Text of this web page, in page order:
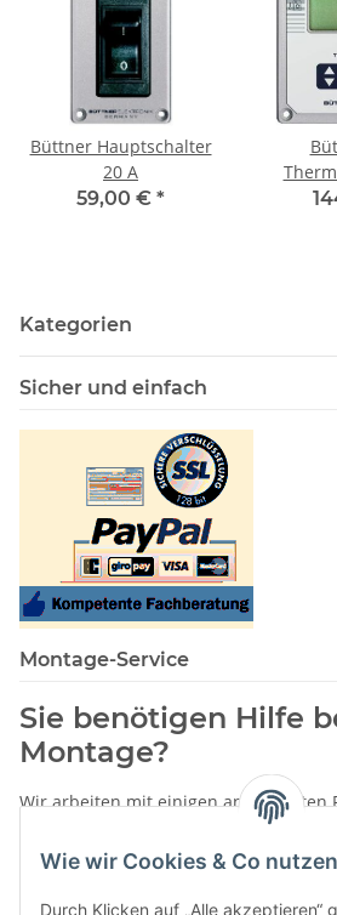
Wie wir Cookies & Co nutzen
Durch Klicken auf „Alle akzeptieren“
Büttner Hauptschalter
20 A
59,00 € *
Kategorien
Sicher und einfach
Montage-Service
Sie benötigen Hilfe
Montage?
Wir arbeiten mit einigen anerkannten
Rufen Sie uns einfach an: